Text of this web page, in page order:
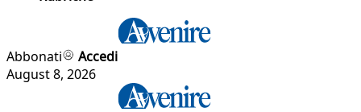
Abbonati
Accedi
August 8, 2026